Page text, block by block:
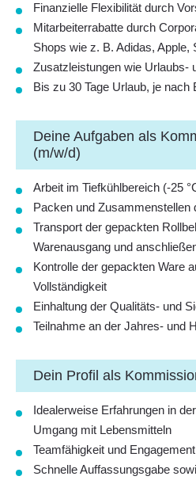
Finanzielle Flexibilität durch
Mitarbeiterrabatte durch
Shops wie z. B. Adidas, Apple,
Zusatzleistungen wie Urlaubs-
Bis zu 30 Tage Urlaub, je nach
Deine Aufgaben als
(m/w/d)
Arbeit im Tiefkühlbereich (-25
Packen und Zusammenstellen
Transport der gepackten
Warenausgang und
Kontrolle der gepackten Ware
Vollständigkeit
Einhaltung der Qualitäts- und
Teilnahme an der Jahres- und
Dein Profil als
Idealerweise Erfahrungen in
Umgang mit Lebensmitteln
Teamfähigkeit und Engagement
Schnelle Auffassungsgabe